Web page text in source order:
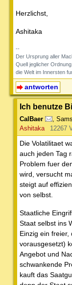
Herzlichst,
Ashitaka
--
Der Ursprung aller
Quell jeglicher
die Welt im Innersten
antworten
Ich benutze
CalBaer ,
Ashitaka
12267
Die Volatilitaet
auch jeden Tag
Problem fuer
wird, versucht
steigt auf
von selbst.
Staatliche
Staat selbst ins
Einzig ein
vorausgesetzt)
Angebot und
schwankende
kauft das